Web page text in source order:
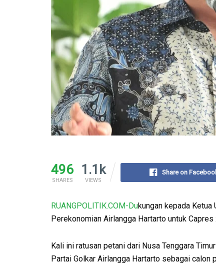
496
SHARES
1.1k
VIEWS
Share on
RUANGPOLITIK.COM-Dukungan kepada
Perekonomian Airlangga Hartarto untuk
Kali ini ratusan petani dari Nusa Tenggara
Partai Golkar Airlangga Hartarto sebagai